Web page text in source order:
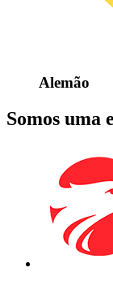
Alemão
Somos uma